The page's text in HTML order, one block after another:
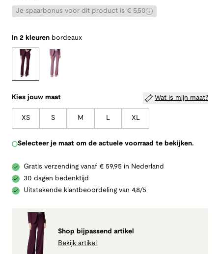
Je spaarbonus voor dit product is € 5,50
In 2 kleuren bordeaux
Kies jouw maat Wat is mijn maat?
XS S M L XL
Selecteer je maat om de actuele voorraad te bekijken.
Gratis verzending vanaf € 59,95 in Nederland
30 dagen bedenktijd
Uitstekende klantbeoordeling van 4,8/5
Shop bijpassend artikel
Bekijk artikel